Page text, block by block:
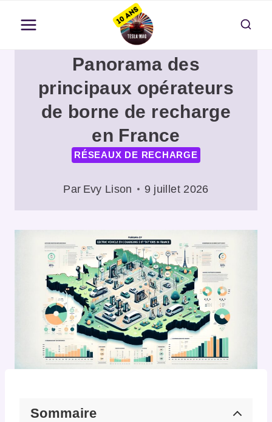
contenu
Panorama des
principaux opérateurs
de borne de recharge
en France
RÉSEAUX DE RECHARGE
Par Evy Lison 9 juillet 2026
Sommaire